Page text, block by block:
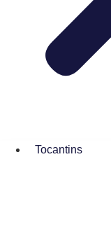
Tocantins